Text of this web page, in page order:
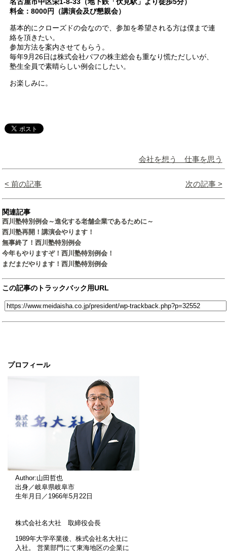
プロフィール
Author:山田哲也
出身／岐阜県岐阜市
生年月日／1966年5月22日
株式会社名大社 取締役会長
1989年大学卒業後、株式会社名大社に
入社。 営業部門にて東海地区の企業に
名古屋市中区栄1‐8‐33（地下鉄「伏見駅」より徒歩5分）
料金：8000円（講演会及び懇親会）
基本的にクローズドの会なので、参加を希望される方は僕まで連
絡を頂きたい。
参加方法を案内させてもらう。
毎年9月26日は株式会社パフの株主総会も重なり慌ただしいが、
塾生全員で素晴らしい例会にしたい。
お楽しみに。
会社を想う 仕事を思う
< 前の記事 次の記事 >
関連記事
西川塾特別例会～進化する老舗企業であるために～
西川塾再開！講演会やります！
無事終了！西川塾特別例会
今年もやりますぞ！西川塾特別例会！
まだまだやります！西川塾特別例会
この記事のトラックバック用URL